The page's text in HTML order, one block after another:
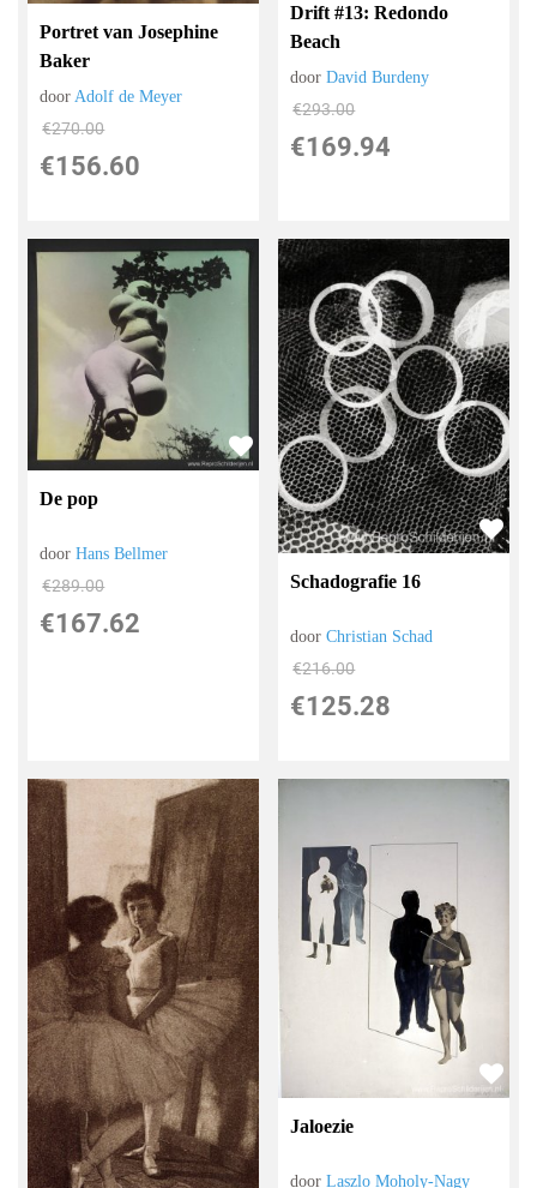
Portret van Josephine
Baker
door Adolf de Meyer
€270.00
€156.60
Drift #13: Redondo
Beach
doorDavid Burdeny
€293.00
€169.94
De pop
doorHans Bellmer
€289.00
€167.62
Schadografie 16
doorChristian Schad
€216.00
€125.28
Jaloezie
doorLaszlo Moholy-Nagy